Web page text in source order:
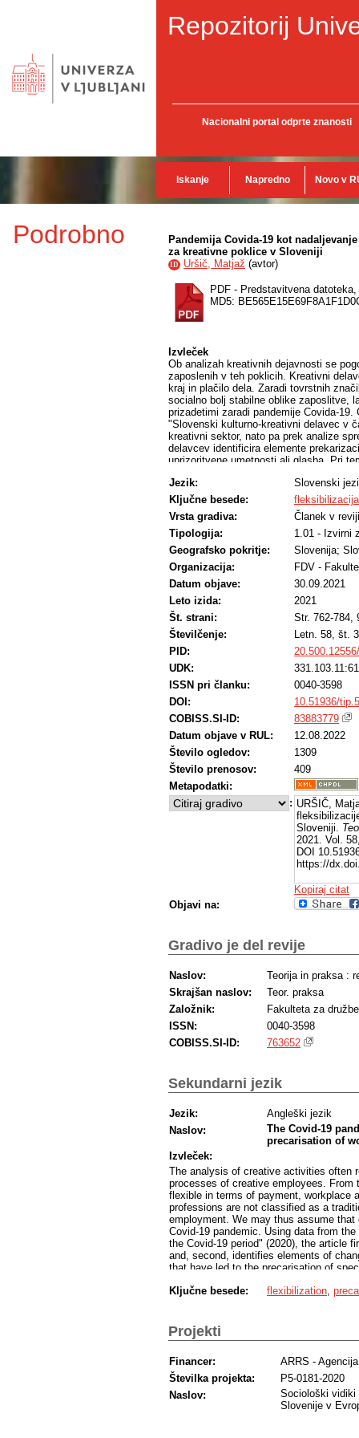
Repozitorij
Nacionalni portal odprte znanosti
Iskanje Napredno Novo v
Podrobno
Pandemija Covida-19 kot
za kreativne poklice v Sloveniji
ID Uršič, Matjaž (avtor)
PDF - Predstavitvena datoteka,
MD5:
Izvleček
Ob analizah kreativnih dejavnosti se
zaposlenih v teh poklicih. Kreativni
kraj in plačilo dela. Zaradi tovrstnih
socialno bolj stabilne oblike zaposlitve,
prizadetimi zaradi pandemije Covida-
"Slovenski kulturno-kreativni delavec v
kreativni sektor, nato pa prek analize
delavcev identificira elemente
uprizoritvene umetnosti ali glasba. Pri
Jezik:
Slovenski
Ključne besede:
fleksibilizacija
Vrsta gradiva:
Članek v reviji
Tipologija:
1.01 - Izvirni
Geografsko pokritje:
Slovenija;
Organizacija:
FDV -
Datum objave:
30.09.2021
Leto izida:
2021
Št. strani:
Str. 762-784,
Številčenje:
Letn. 58, št. 3
PID:
UDK:
ISSN pri članku:
0040-3598
DOI:
10.51936/
COBISS.SI-ID:
83883779
Datum objave v RUL:
12.08.2022
Število ogledov:
1309
Število prenosov:
409
Metapodatki:
: URŠIČ,
Sloveniji.
2021. Vol.
DOI
https://
Kopiraj citat
Objavi na:
Gradivo je del revije
Naslov:
Teorija in praksa :
Skrajšan naslov:
Teor. praksa
Založnik:
Fakulteta za
ISSN:
0040-3598
COBISS.SI-ID:
763652
Sekundarni jezik
Jezik:
Angleški jezik
Naslov:
The Covid-19
precarisation of
Izvleček:
The analysis of creative activities often
processes of creative employees. From
flexible in terms of payment, workplace
professions are not classified as a
employment. We may thus assume
Covid-19 pandemic. Using data from
the Covid-19 period" (2020), the article
and, second, identifies elements of
that have led to the precarisation of
existing forms of precarisation.
Ključne besede: flexibilization
Projekti
Financer:
ARRS -
Številka projekta:
P5-0181-2020
Naslov:
Sociološki vidiki
Slovenije v